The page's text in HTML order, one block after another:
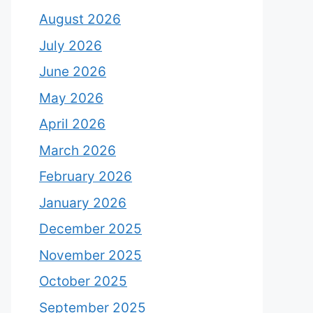
August 2026
July 2026
June 2026
May 2026
April 2026
March 2026
February 2026
January 2026
December 2025
November 2025
October 2025
September 2025